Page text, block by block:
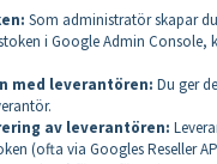
Som administratör skapar
i Google Admin Console,
med leverantören: Du ger
av leverantören:
(ofta via Googles Reseller